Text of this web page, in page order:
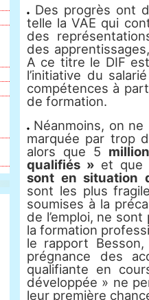
Des progrès ont
telle la VAE qui
des
des
A ce titre le DIF
l’initiative du
compétences à
de formation.
Néanmoins, on
marquée par trop
alors que 5
qualifiés » et que
sont en situation
sont les plus
soumises à la
de l’emploi, ne
la formation
le rapport
prégnance des
qualifiante en
développée » ne
leur première